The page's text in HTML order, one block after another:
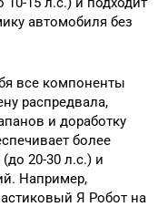
автомобиля без
все компоненты
распредвала,
и доработку
более
20-30 л.с.) и
Например,
Я Робот на